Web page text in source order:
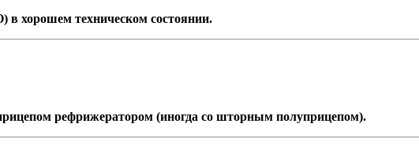
в хорошем техническом состоянии.
рефрижератором (иногда со шторным полуприцепом).